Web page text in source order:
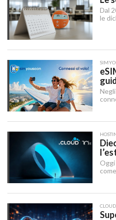
Dal
le
le
di
delle
Oggi
CLOUD